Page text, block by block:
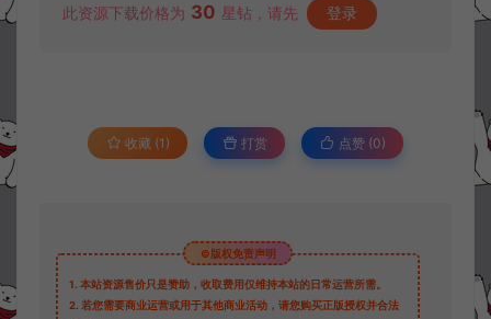
此资源下载价格为 30 星钻，请先 登录
收藏 (1) 打赏 点赞 (0)
©版权免责声明
1. 本站资源售价只是赞助，收取费用仅维持本站的日常运营所需。
2. 若您需要商业运营或用于其他商业活动，请您购买正版授权并合法